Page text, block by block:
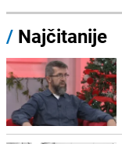
/ Najčitanije